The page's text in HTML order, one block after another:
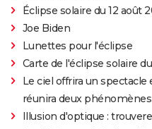
Éclipse solaire du 12 août
Joe Biden
Lunettes pour l'éclipse
Carte de l'éclipse solaire
Le ciel offrira un
réunira deux
Illusion d'optique :